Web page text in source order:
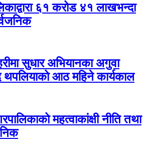
६१ करोड ४१ लाखभन्दा
सुधार अभियानका अगुवा
थपलियाको आठ महिने कार्यकाल
महत्वाकांक्षी नीति तथा